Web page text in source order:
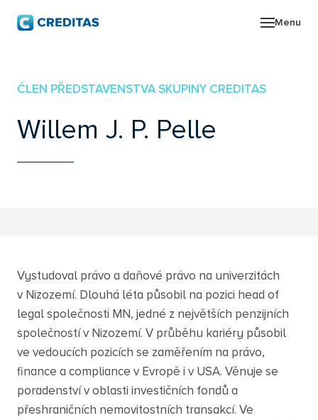
Menu
ČLEN PŘEDSTAVENSTVA SKUPINY CREDITAS
Willem J. P. Pelle
Vystudoval právo a daňové právo na univerzitách
v Nizozemí. Dlouhá léta působil na pozici head of
legal společnosti MN, jedné z největších penzijních
společností v Nizozemí. V průběhu kariéry působil
ve vedoucích pozicích se zaměřením na právo,
finance a compliance v Evropě i v USA. Věnuje se
poradenství v oblasti investičních fondů a
přeshraničních nemovitostních transakcí. Ve